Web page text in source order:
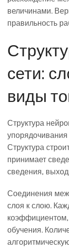
величинами.
правильность
сети:
виды
Структура
Структура
принимает
сведения,
Соединения
слоя к слою.
обучения.